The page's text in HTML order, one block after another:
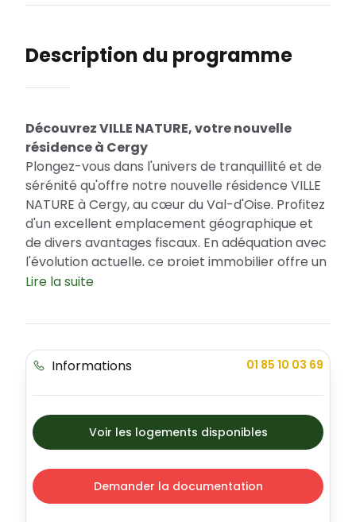
Description du programme
Découvrez VILLE NATURE, votre nouvelle
résidence à Cergy
Plongez-vous dans l'univers de tranquillité et de
sérénité qu'offre notre nouvelle résidence VILLE
NATURE à Cergy, au cœur du Val-d'Oise. Profitez
d'un excellent emplacement géographique et
de divers avantages fiscaux. En adéquation avec
l'évolution actuelle, ce projet immobilier offre un
nouveau concept d'habitat, alliant élégance,
disponibles en différents types, permettant ainsi
envies.
une vie urbaine à la fois animée et apaisante.
Jouissant d'une qualité de vie remarquable, la
ville bénéficie de nombreux équipements de
proximité qui facilitent le quotidien. En
choisissant la résidence VILLE NATURE, vous vivez
Lire la suite
Informations 01 85 10 03 69
Voir les logements disponibles
Demander la documentation